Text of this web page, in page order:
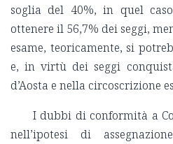
soglia del 40%, in quel
ottenere il 56,7% dei seggi,
esame, teoricamente, si
e, in virtù dei seggi
d’Aosta e nella circoscrizione
I dubbi di conformità a
nell’ipotesi di